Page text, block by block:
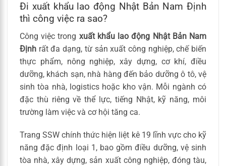
Đi xuất khẩu lao động Nhật Bản Nam Định
thì công việc ra sao?
Công việc trong xuất khẩu lao động Nhật Bản Nam
Định rất đa dạng, từ sản xuất công nghiệp, chế biến
thực phẩm, nông nghiệp, xây dựng, cơ khí, điều
dưỡng, khách sạn, nhà hàng đến bảo dưỡng ô tô, vệ
sinh tòa nhà, logistics hoặc kho vận. Mỗi ngành có
đặc thù riêng về thể lực, tiếng Nhật, kỹ năng, môi
trường làm việc và cơ hội tăng ca.
Trang SSW chính thức hiện liệt kê 19 lĩnh vực cho kỹ
năng đặc định loại 1, bao gồm điều dưỡng, vệ sinh
tòa nhà, xây dựng, sản xuất công nghiệp, đóng tàu,